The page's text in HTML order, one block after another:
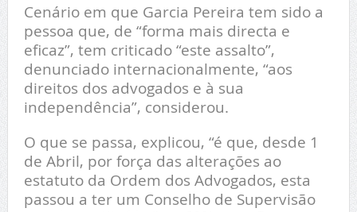
Cenário em que Garcia Pereira tem sido a
pessoa que, de “forma mais directa e
eficaz”, tem criticado “este assalto”,
denunciado internacionalmente, “aos
direitos dos advogados e à sua
independência”, considerou.
O que se passa, explicou, “é que, desde 1
de Abril, por força das alterações ao
estatuto da Ordem dos Advogados, esta
passou a ter um Conselho de Supervisão